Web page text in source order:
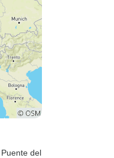
, Puente del